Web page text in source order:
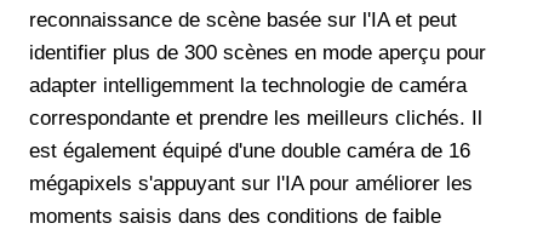
reconnaissance de scène basée sur l'IA et peut
identifier plus de 300 scènes en mode aperçu pour
adapter intelligemment la technologie de caméra
correspondante et prendre les meilleurs clichés. Il
est également équipé d'une double caméra de 16
mégapixels s'appuyant sur l'IA pour améliorer les
moments saisis dans des conditions de faible